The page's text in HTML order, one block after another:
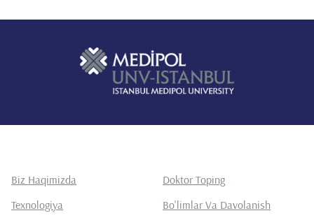
Biz Haqimizda
Doktor Toping
Texnologiya
Bo'limlar Va Davolanish